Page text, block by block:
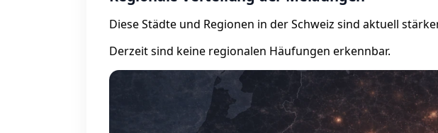
Diese Städte und Regionen in der Schweiz sind aktuell
Derzeit sind keine regionalen Häufungen erkennbar.